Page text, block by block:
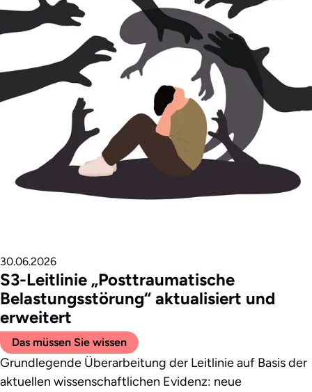
S3-Leitlinie „Posttraumatische
Belastungsstörung“ aktualisiert und
erweitert
30.06.2026
Das müssen Sie wissen
Grundlegende Überarbeitung der Leitlinie auf Basis der
aktuellen wissenschaftlichen Evidenz: neue